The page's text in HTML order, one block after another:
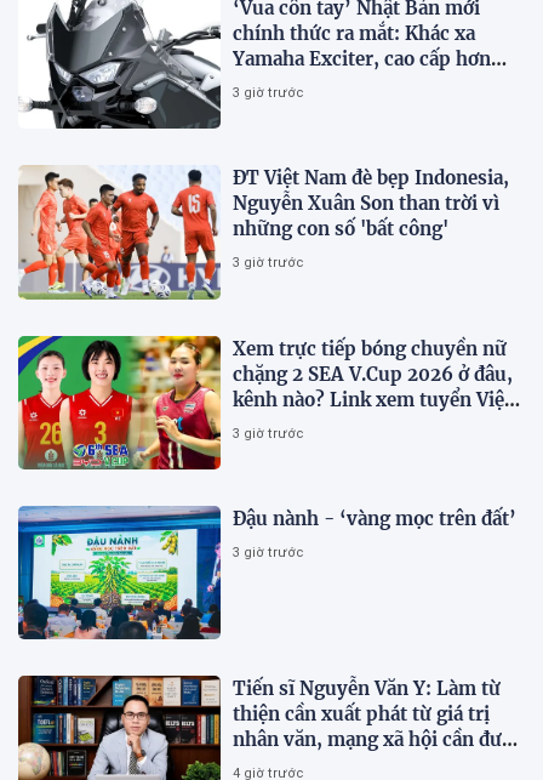
‘Vua côn tay’ Nhật Bản mới
chính thức ra mắt: Khác xa
Yamaha Exciter, cao cấp hơn
Honda Winner R, giá rẻ so với
3 giờ trước
ĐT Việt Nam đè bẹp Indonesia,
Nguyễn Xuân Son than trời vì
những con số 'bất công'
3 giờ trước
Xem trực tiếp bóng chuyền nữ
chặng 2 SEA V.Cup 2026 ở đâu,
kênh nào? Link xem tuyển Việt
Nam thi đấu
3 giờ trước
Đậu nành - ‘vàng mọc trên đất’
3 giờ trước
Tiến sĩ Nguyễn Văn Y: Làm từ
thiện cần xuất phát từ giá trị
nhân văn, mạng xã hội cần được
sử dụng bằng văn hóa và trách
4 giờ trước